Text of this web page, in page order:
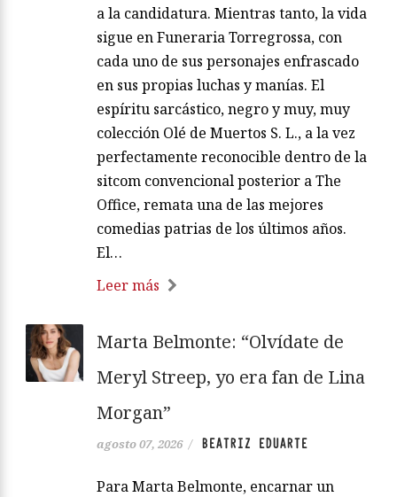
a la candidatura. Mientras tanto, la vida
sigue en Funeraria Torregrossa, con
cada uno de sus personajes enfrascado
en sus propias luchas y manías. El
espíritu sarcástico, negro y muy, muy
colección Olé de Muertos S. L., a la vez
perfectamente reconocible dentro de la
sitcom convencional posterior a The
Office, remata una de las mejores
comedias patrias de los últimos años.
El…
Leer más
Marta Belmonte: “Olvídate de
Meryl Streep, yo era fan de Lina
Morgan”
agosto 07, 2026 / BEATRIZ EDUARTE
Para Marta Belmonte, encarnar un